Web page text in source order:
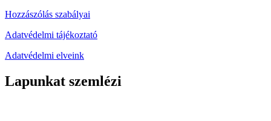
Hozzászólás szabályai
Adatvédelmi tájékoztató
Adatvédelmi elveink
Lapunkat szemlézi